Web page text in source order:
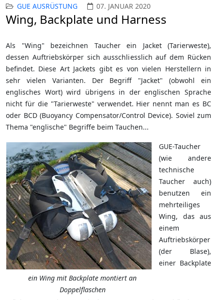
GUE AUSRÜSTUNG 07. JANUAR 2020
Wing, Backplate und Harness
Als "Wing" bezeichnen Taucher ein Jacket (Tarierweste),
dessen Auftriebskörper sich ausschliesslich auf dem Rücken
befindet. Diese Art Jackets gibt es von vielen Herstellern in
sehr vielen Varianten. Der Begriff "Jacket" (obwohl ein
englisches Wort) wird übrigens in der englischen Sprache
nicht für die "Tarierweste" verwendet. Hier nennt man es BC
oder BCD (Buoyancy Compensator/Control Device). Soviel zum
Thema "englische" Begriffe beim Tauchen...
ein Wing mit Backplate montiert an
Doppelflaschen
GUE-Taucher
(wie andere
technische
Taucher auch)
benutzen ein
mehrteiliges
Wing, das aus
einem
Auftriebskörper
(der Blase),
einer Backplate